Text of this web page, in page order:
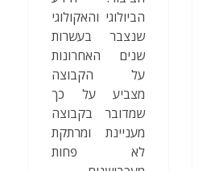
הביולוגי והאקולוגי
שנצבר בעשרות
שנים האחרונות
על הקבוצה
מצביע על כך
שמדובר בקבוצה
מעניינת ומרתקת
לא פחות